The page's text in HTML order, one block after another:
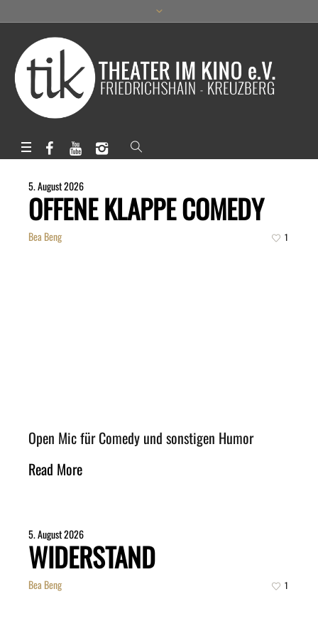
5. August 2026
OFFENE KLAPPE COMEDY
Bea Beng 1
Open Mic für Comedy und sonstigen Humor
Read More
5. August 2026
WIDERSTAND
Bea Beng 1